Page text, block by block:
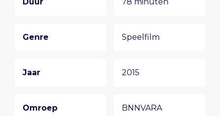
Duur 78 minuten
Genre Speelfilm
Jaar 2015
Omroep BNNVARA